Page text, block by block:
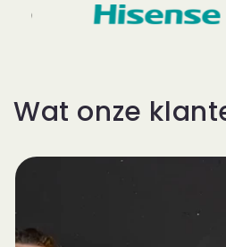
Wat onze